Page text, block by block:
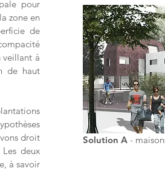
pour
zone en
de
à
de haut
droit
deux
à savoir
Solution A -